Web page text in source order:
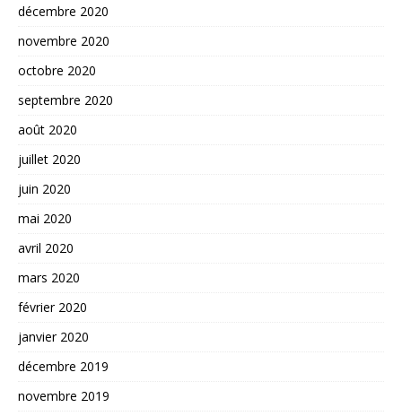
décembre 2020
novembre 2020
octobre 2020
septembre 2020
août 2020
juillet 2020
juin 2020
mai 2020
avril 2020
mars 2020
février 2020
janvier 2020
décembre 2019
novembre 2019